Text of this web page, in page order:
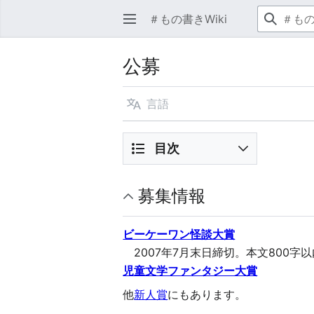
＃もの書きWiki
公募
言語
目次
募集情報
ビーケーワン怪談大賞
2007年7月末日締切。本文800字
児童文学ファンタジー大賞
他新人賞にもあります。